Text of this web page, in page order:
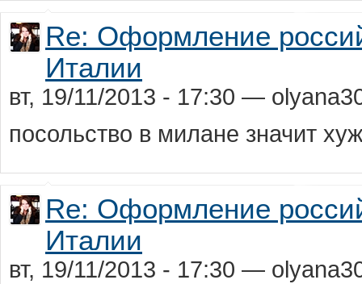
Re: Оформление
Италии
вт, 19/11/2013 - 17:30 —
посольство в миланe значит
Re: Оформление
Италии
вт, 19/11/2013 - 17:30 —